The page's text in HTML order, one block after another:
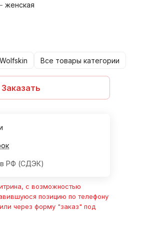
женская
Все товары категории
Заказать
РФ (СДЭК)
с возможностью
позицию по телефону
через форму "заказ" под